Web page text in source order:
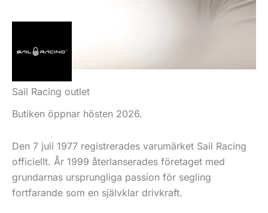
Sail Racing outlet
Butiken öppnar hösten 2026.
Den 7 juli 1977 registrerades varumärket Sail Racing
officiellt. År 1999 återlanserades företaget med
grundarnas ursprungliga passion för segling
fortfarande som en självklar drivkraft.